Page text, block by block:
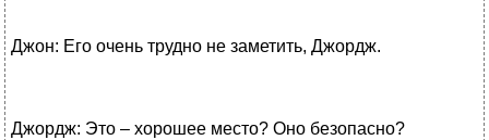
Джон: Его очень трудно не заметить, Джордж.
Джордж: Это – хорошее место? Оно безопасно?